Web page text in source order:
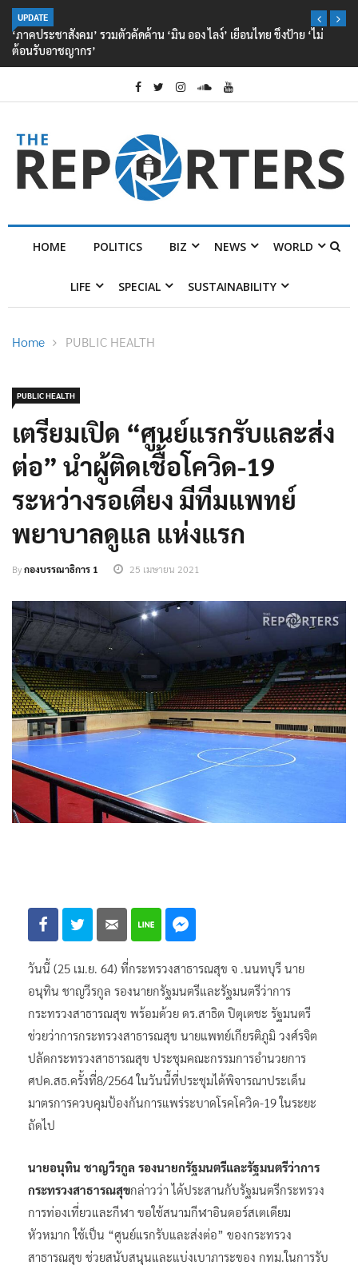
UPDATE
‘ภาคประชาสังคม’ รวมตัวคัดค้าน ‘มิน ออง ไลง์’ เยือนไทย ขึงป้าย ‘ไม่
ต้อนรับอาชญากร’
HOME POLITICS BIZ NEWS WORLD
LIFE SPECIAL SUSTAINABILITY
Home PUBLIC HEALTH
PUBLIC HEALTH
เตรียมเปิด “ศูนย์แรกรับและส่ง
ต่อ” นำผู้ติดเชื้อโควิด-19
ระหว่างรอเตียง มีทีมแพทย์
พยาบาลดูแล แห่งแรก
Byกองบรรณาธิการ 1 25 เมษายน 2021
วันนี้ (25 เม.ย. 64) ที่กระทรวงสาธารณสุข จ .นนทบุรี นาย
อนุทิน ชาญวีรกูล รองนายกรัฐมนตรีและรัฐมนตรีว่าการ
กระทรวงสาธารณสุข พร้อมด้วย ดร.สาธิต ปิตุเตชะ รัฐมนตรี
ช่วยว่าการกระทรวงสาธารณสุข นายแพทย์เกียรติภูมิ วงศ์รจิต
ปลัดกระทรวงสาธารณสุข ประชุมคณะกรรมการอำนวยการ
ศปค.สธ.ครั้งที่8/2564 ในวันนี้ที่ประชุมได้พิจารณาประเด็น
มาตรการควบคุมป้องกันการแพร่ระบาดโรคโควิด-19 ในระยะ
ถัดไป
นายอนุทิน ชาญวีรกูล รองนายกรัฐมนตรีและรัฐมนตรีว่าการ
กระทรวงสาธารณสุขกล่าวว่า ได้ประสานกับรัฐมนตรีกระทรวง
การท่องเที่ยวและกีฬา ขอใช้สนามกีฬาอินดอร์สเตเดียม
หัวหมาก ใช้เป็น “ศูนย์แรกรับและส่งต่อ” ของกระทรวง
สาธารณสุข ช่วยสนับสนุนและแบ่งเบาภาระของ กทม.ในการรับ